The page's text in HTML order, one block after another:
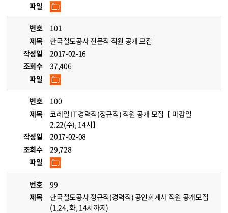
파일
번호
101
제목
한국철도공사 전문직 직원 공개 모집
작성일
2017-02-16
조회수
37,406
파일
번호
100
제목
코레일 IT 경력직(정규직) 직원 공개 모집【 마감일
2.22(수), 14시】
작성일
2017-02-08
조회수
29,728
파일
번호
99
제목
한국철도공사 정규직(경력직) 공인회계사 직원 공개모집
(1.24, 화, 14시까지)